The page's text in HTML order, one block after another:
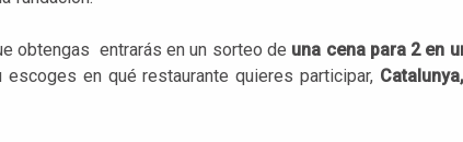
obtengas entrarás en un sorteo de una cena para 2 en
escoges en qué restaurante quieres participar,